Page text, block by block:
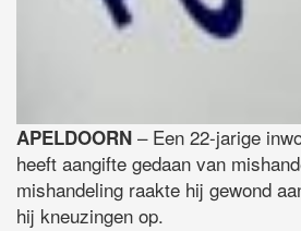
APELDOORN – Een 22-jarige
heeft aangifte gedaan van
mishandeling raakte hij gewond
hij kneuzingen op.